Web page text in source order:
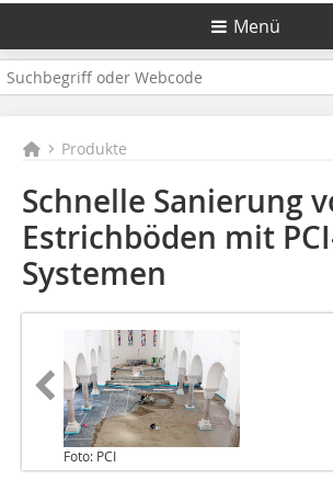
Menü
Produkte
Schnelle Sanierung
Estrichböden mit
Systemen
Foto: PCI